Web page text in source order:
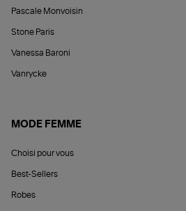
Pascale Monvoisin
Stone Paris
Vanessa Baroni
Vanrycke
MODE FEMME
Choisi pour vous
Best-Sellers
Robes